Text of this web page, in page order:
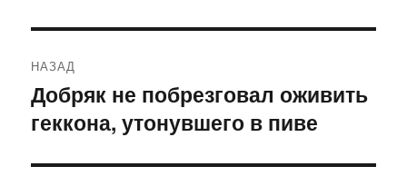
по
записям
НАЗАД
Предыдущая
запись:
Добряк не побрезговал оживить
геккона, утонувшего в пиве